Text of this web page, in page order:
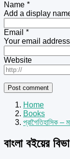
Name *
Add a display
Email *
Your email
Website
Home
Books
প্রাগৈতিহাসিক –
বাংলা বইয়ের